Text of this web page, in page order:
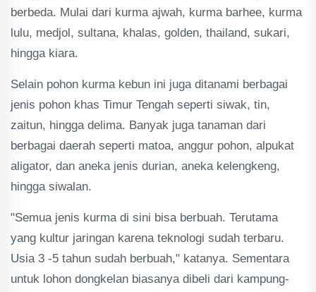
berbeda. Mulai dari kurma ajwah, kurma barhee, kurma
lulu, medjol, sultana, khalas, golden, thailand, sukari,
hingga kiara.
Selain pohon kurma kebun ini juga ditanami berbagai
jenis pohon khas Timur Tengah seperti siwak, tin,
zaitun, hingga delima. Banyak juga tanaman dari
berbagai daerah seperti matoa, anggur pohon, alpukat
aligator, dan aneka jenis durian, aneka kelengkeng,
hingga siwalan.
"Semua jenis kurma di sini bisa berbuah. Terutama
yang kultur jaringan karena teknologi sudah terbaru.
Usia 3 -5 tahun sudah berbuah," katanya. Sementara
untuk lohon dongkelan biasanya dibeli dari kampung-